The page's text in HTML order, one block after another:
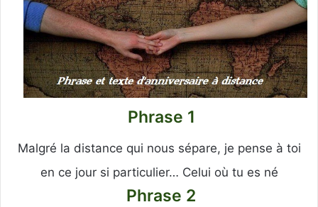
Phrase 1
Malgré la distance qui nous sépare, je pense à toi
en ce jour si particulier… Celui où tu es né
Phrase 2